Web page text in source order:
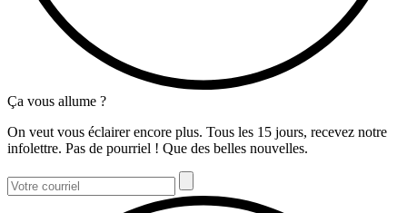
Ça vous allume ?
On veut vous éclairer encore plus. Tous les 15 jours, recevez notre
infolettre. Pas de pourriel ! Que des belles nouvelles.